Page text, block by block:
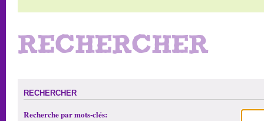
RECHERCHER
RECHERCHER
Recherche par mots-clés: